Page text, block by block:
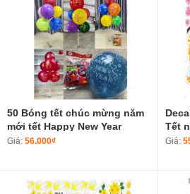
50 Bóng tết chúc mừng năm
mới tết Happy New Year
mừng xuân Ất Tỵ 2025
Giá: 56.000₫
Tết
Giá: